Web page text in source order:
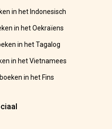
in het Indonesisch
in het Oekraïens
in het Tagalog
in het Vietnamees
in het Fins